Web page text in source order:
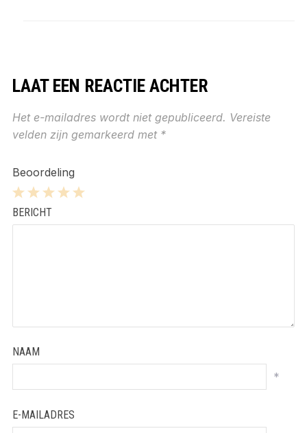
LAAT EEN REACTIE ACHTER
Het e-mailadres wordt niet gepubliceerd. Vereiste
velden zijn gemarkeerd met *
Beoordeling
3
2
1
BERICHT
NAAM
*
E-MAILADRES